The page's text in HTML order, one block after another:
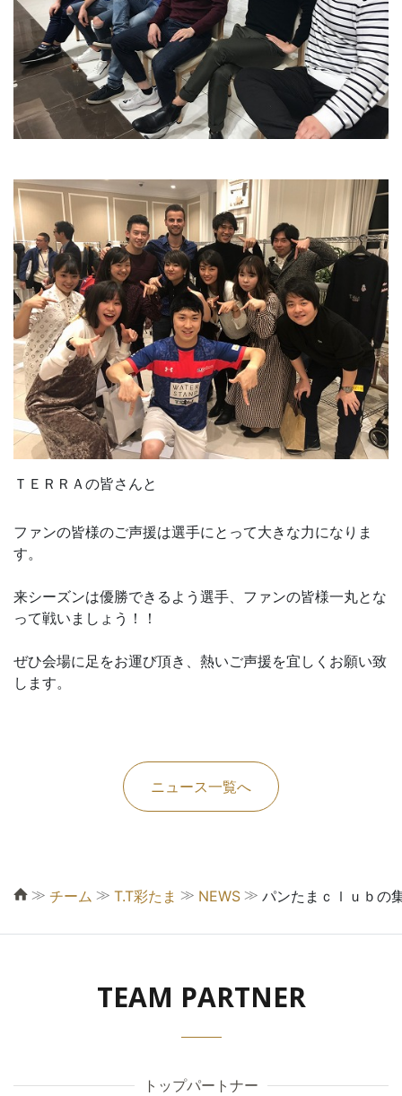
ＴＥＲＲＡの皆さんと
ファンの皆様のご声援は選手にとって大きな力になりま
す。
来シーズンは優勝できるよう選手、ファンの皆様一丸とな
って戦いましょう！！
ぜひ会場に足をお運び頂き、熱いご声援を宜しくお願い致
します。
ニュース一覧へ
≫ チーム ≫ T.T彩たま ≫ NEWS ≫ パンたまｃｌｕｂの
TEAM PARTNER
トップパートナー